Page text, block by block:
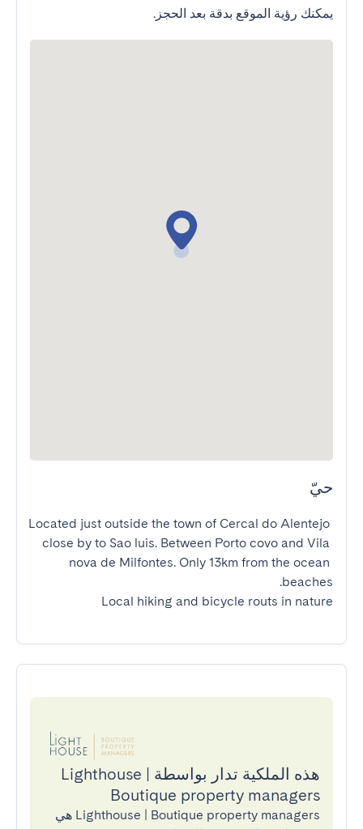
يمكنك رؤية الموقع بدقة بعد الحجز.
حيّ
Located just outside the town of Cercal do Alentejo
close by to Sao luis. Between Porto covo and Vila
nova de Milfontes. Only 13km from the ocean
Local hiking and bicycle routs in nature
هذه الملكية تدار بواسطة Lighthouse |
Boutique property managers
Lighthouse | Boutique property managers هي